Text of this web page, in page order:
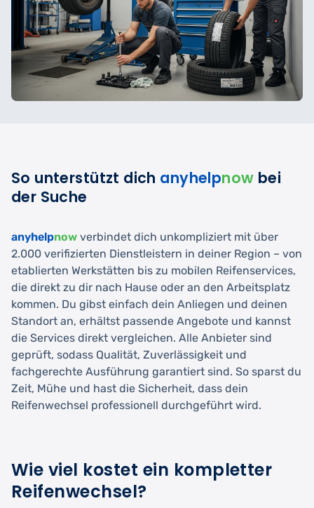
So unterstützt dich anyhelpnow bei
der Suche
anyhelpnow verbindet dich unkompliziert mit über
2.000 verifizierten Dienstleistern in deiner Region – von
etablierten Werkstätten bis zu mobilen Reifenservices,
die direkt zu dir nach Hause oder an den Arbeitsplatz
kommen. Du gibst einfach dein Anliegen und deinen
Standort an, erhältst passende Angebote und kannst
die Services direkt vergleichen. Alle Anbieter sind
geprüft, sodass Qualität, Zuverlässigkeit und
fachgerechte Ausführung garantiert sind. So sparst du
Zeit, Mühe und hast die Sicherheit, dass dein
Reifenwechsel professionell durchgeführt wird.
Wie viel kostet ein kompletter
Reifenwechsel?